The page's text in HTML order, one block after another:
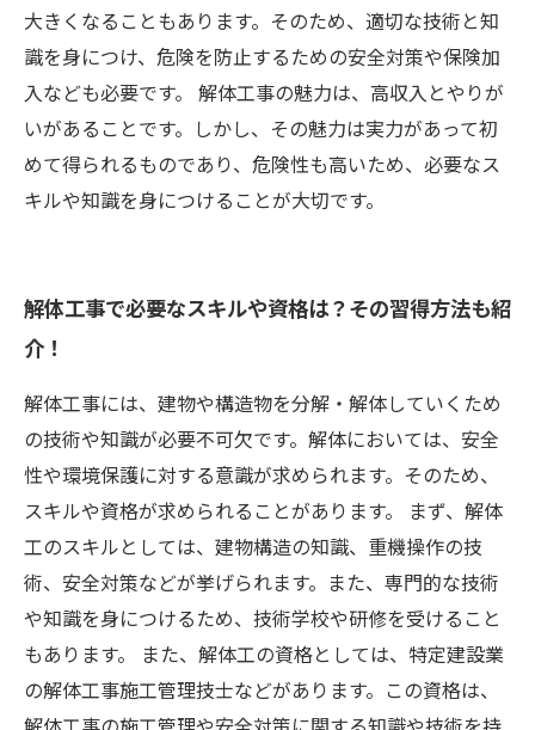
大きくなることもあります。そのため、適切な技術と知
識を身につけ、危険を防止するための安全対策や保険加
入なども必要です。 解体工事の魅力は、高収入とやりが
いがあることです。しかし、その魅力は実力があって初
めて得られるものであり、危険性も高いため、必要なス
キルや知識を身につけることが大切です。
解体工事で必要なスキルや資格は？その習得方法も紹
介！
解体工事には、建物や構造物を分解・解体していくため
の技術や知識が必要不可欠です。解体においては、安全
性や環境保護に対する意識が求められます。そのため、
スキルや資格が求められることがあります。 まず、解体
工のスキルとしては、建物構造の知識、重機操作の技
術、安全対策などが挙げられます。また、専門的な技術
や知識を身につけるため、技術学校や研修を受けること
もあります。 また、解体工の資格としては、特定建設業
の解体工事施工管理技士などがあります。この資格は、